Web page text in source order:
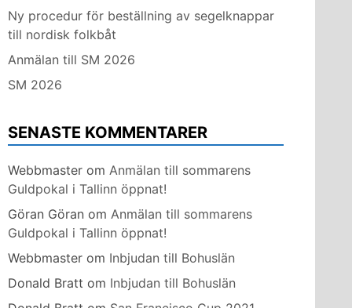
Ny procedur för beställning av segelknappar
till nordisk folkbåt
Anmälan till SM 2026
SM 2026
SENASTE KOMMENTARER
Webbmaster om Anmälan till sommarens
Guldpokal i Tallinn öppnat!
Göran Göran om Anmälan till sommarens
Guldpokal i Tallinn öppnat!
Webbmaster om Inbjudan till Bohuslän
Donald Bratt om Inbjudan till Bohuslän